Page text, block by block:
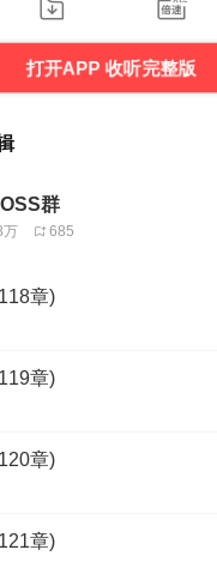
打开APP 收听完整版
群
万 685
章)
章)
章)
章)